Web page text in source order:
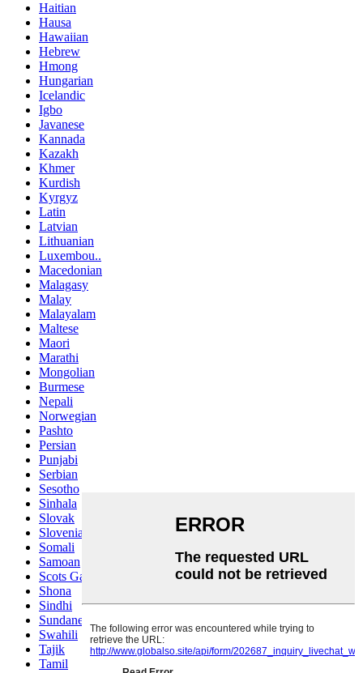
Haitian
Hausa
Hawaiian
Hebrew
Hmong
Hungarian
Icelandic
Igbo
Javanese
Kannada
Kazakh
Khmer
Kurdish
Kyrgyz
Latin
Latvian
Lithuanian
Luxembou..
Macedonian
Malagasy
Malay
Malayalam
Maltese
Maori
Marathi
Mongolian
Burmese
Nepali
Norwegian
Pashto
Persian
Punjabi
Serbian
Sesotho
Sinhala
Slovak
Slovenian
Somali
Samoan
Scots Gaelic
Shona
Sindhi
Sundanese
Swahili
Tajik
Tamil